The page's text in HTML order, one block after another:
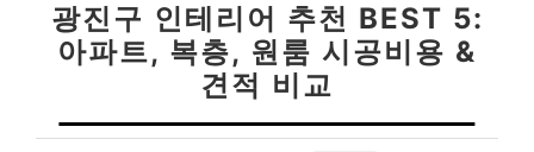
광진구 인테리어 추천 BEST 5:
아파트, 복층, 원룸 시공비용 &
견적 비교